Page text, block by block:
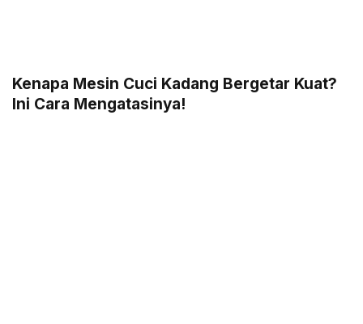
Kenapa Mesin Cuci Kadang Bergetar Kuat?
Ini Cara Mengatasinya!